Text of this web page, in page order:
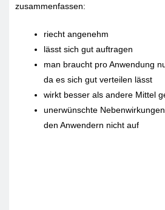
zusammenfassen:
riecht angenehm
lässt sich gut auftragen
man braucht pro Anwendung
da es sich gut verteilen lässt
wirkt besser als andere Mittel
unerwünschte
den Anwendern nicht auf